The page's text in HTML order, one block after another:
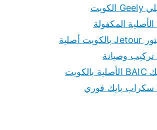
قطع غيار جيلي Geely الكويت
قطع غيار جيتور Jetour بالكويت أصلية
قطع غيار بايك BAIC الأصلية بالكويت